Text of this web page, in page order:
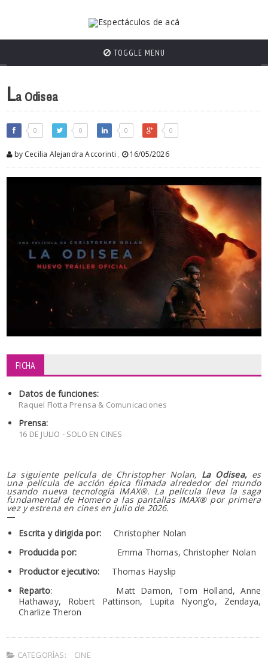
TOGGLE MENU
La Odisea
0 0 0 0
by Cecilia Alejandra Accorinti , 16/05/2026
FICHA
Datos de funciones:
Raquel Flotta Prensa & Comunicaciones
Prensa:
16 DE JULIO - SOLO EN CINES
La siguiente película de Christopher Nolan, La Odisea,es
una película de acción épica filmada alrededor del mundo
usando nueva tecnología IMAX®. La película lleva la saga
fundamental de Homero a las pantallas IMAX® por primera
vez y estrena en cines en julio de 2026.
—
Escrita y dirigida por:Christopher Nolan
Producida por:
Emma Thomas, Christopher Nolan
Productor ejecutivo:
Thomas Hayslip
Reparto: Matt Damon, Tom Holland, Anne
Hathaway, Robert Pattinson, Lupita Nyong’o, Zendaya,
Charlize Theron
CATEGORÍAS: CINE